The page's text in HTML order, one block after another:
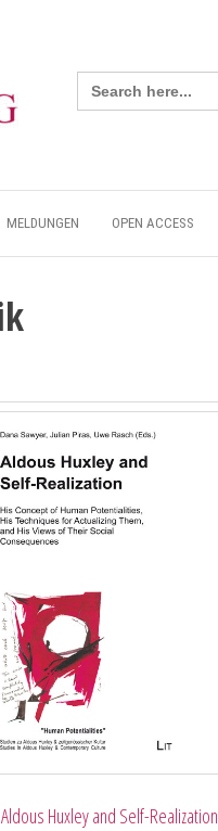
Search
for:
MELDUNGEN OPEN ACCESS
Aldous Huxley and Self-Realization